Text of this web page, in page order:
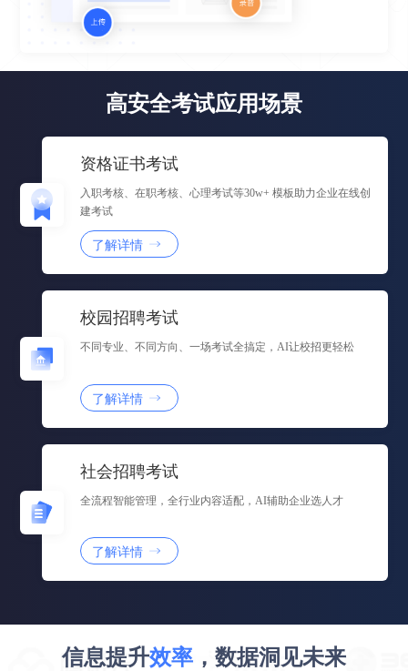
高安全考试应用场景
资格证书考试
入职考核、在职考核、心理考试等30w+ 模板助力企业在线创
建考试
了解详情
校园招聘考试
不同专业、不同方向、一场考试全搞定，AI让校招更轻松
了解详情
社会招聘考试
全流程智能管理，全行业内容适配，AI辅助企业选人才
了解详情
信息提升效率 ，数据洞见未来